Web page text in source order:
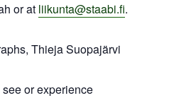
or at liikunta@staabi.fi.
Thieja Suopajärvi
or experience